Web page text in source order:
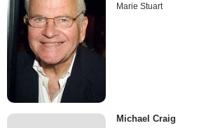
Marie Stuart
Michael Craig